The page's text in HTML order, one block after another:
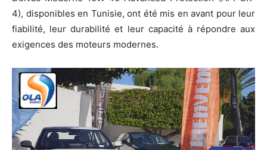
4), disponibles en Tunisie, ont été mis en avant pour leur
fiabilité, leur durabilité et leur capacité à répondre aux
exigences des moteurs modernes.